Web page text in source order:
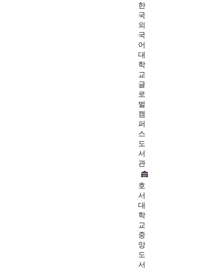
한
국
외
국
어
대
학
교
글
로
벌
캠
퍼
스
도
서
관
호
서
대
학
교
중
앙
도
서